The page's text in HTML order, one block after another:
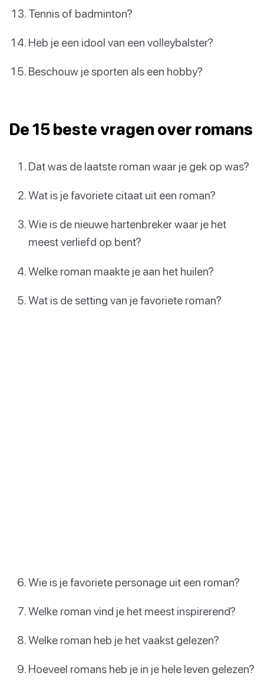
Tennis of badminton?
Heb je een idool van een volleybalster?
Beschouw je sporten als een hobby?
De 15 beste vragen over romans
Dat was de laatste roman waar je gek op was?
Wat is je favoriete citaat uit een roman?
Wie is de nieuwe hartenbreker waar je het
meest verliefd op bent?
Welke roman maakte je aan het huilen?
Wat is de setting van je favoriete roman?
Wie is je favoriete personage uit een roman?
Welke roman vind je het meest inspirerend?
Welke roman heb je het vaakst gelezen?
Hoeveel romans heb je in je hele leven gelezen?